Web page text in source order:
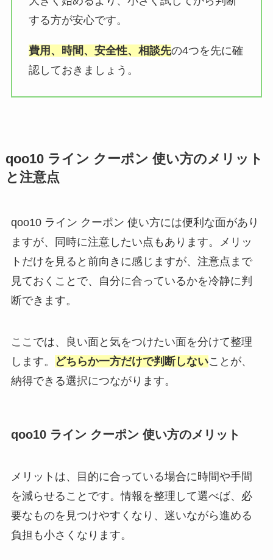
する方が安心です。
費用、時間、安全性、相談先の4つを先に確
認しておきましょう。
qoo10 ライン クーポン 使い方のメリット
と注意点
qoo10 ライン クーポン 使い方には便利な面があり
ますが、同時に注意したい点もあります。メリッ
トだけを見ると前向きに感じますが、注意点まで
見ておくことで、自分に合っているかを冷静に判
断できます。
ここでは、良い面と気をつけたい面を分けて整理
します。
どちらか一方だけで判断しないことが、
納得できる選択につながります。
qoo10 ライン クーポン 使い方のメリット
メリットは、目的に合っている場合に時間や手間
を減らせることです。情報を整理して選べば、必
要なものを見つけやすくなり、迷いながら進める
負担も小さくなります。